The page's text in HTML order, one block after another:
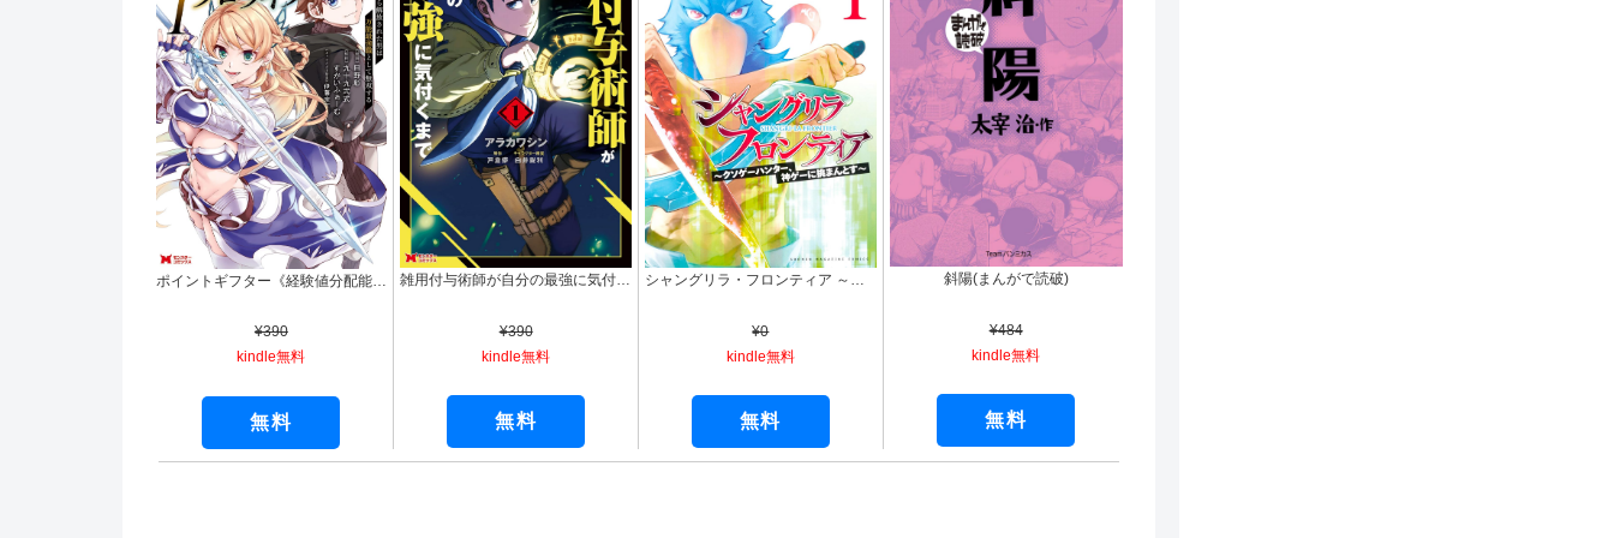
ポイントギフター《経験値分配能力者》の異世界最強ソロライフ ～ブラックギルドから解放された男は万能最強職として無双する～（コミック） ： 1 (モンスターコミックス)
¥390
kindle無料
無料
雑用付与術師が自分の最強に気付くまで（コミック） ： 1 (モンスターコミックス)
¥390
kindle無料
無料
シャングリラ・フロンティア ～クソゲーハンター、神ゲーに挑まんとす～（１） (週刊少年マガジンコミックス)
¥0
kindle無料
無料
斜陽(まんがで読破)
¥484
kindle無料
無料